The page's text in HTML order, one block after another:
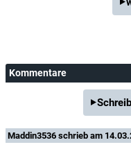
Kommentare
Maddin3536 schrieb am